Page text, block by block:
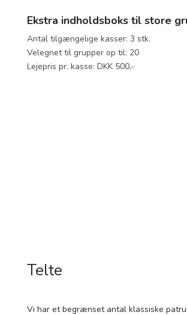
Ekstra indholdsboks til store
Antal tilgængelige kasser: 3 stk.
Velegnet til grupper op til: 20
Lejepris pr. kasse: DKK 500,-
Telte
Vi har et begrænset antal klassiske